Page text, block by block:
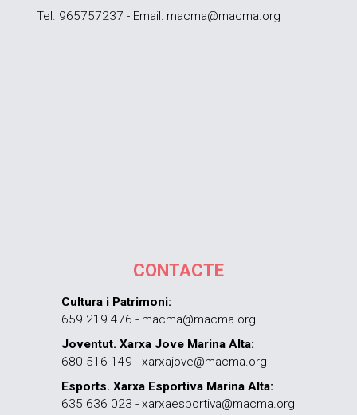
Tel. 965757237 - Email: macma@macma.org
CONTACTE
Cultura i Patrimoni:
659 219 476 - macma@macma.org
Joventut. Xarxa Jove Marina Alta:
680 516 149 - xarxajove@macma.org
Esports. Xarxa Esportiva Marina Alta:
635 636 023 - xarxaesportiva@macma.org